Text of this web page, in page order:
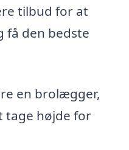
tilbud for at
få den bedste
en brolægger,
tage højde for